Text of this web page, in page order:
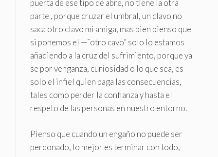
puerta de ese tipo de abre, no tiene la otra
parte , porque cruzar el umbral, un clavo no
saca otro clavo mi amiga, mas bien pienso que
si ponemos el —˜otro cavo” solo lo estamos
añadiendo a la cruz del sufrimiento, porque ya
se por venganza, curiosidad o lo que sea, es
solo el infiel quien paga las consecuencias,
tales como perder la confianza y hasta el
respeto de las personas en nuestro entorno.
Pienso que cuando un engaño no puede ser
perdonado, lo mejor es terminar con todo,